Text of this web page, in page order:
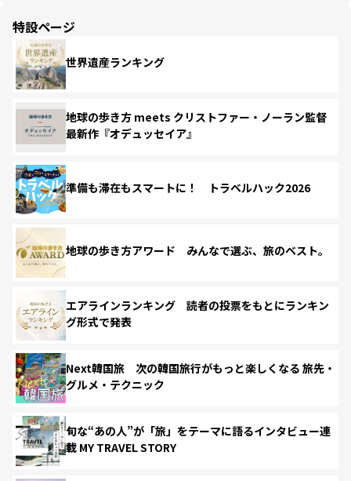
特設ページ
世界遺産ランキング
地球の歩き方 meets クリストファー・ノーラン監督
最新作『オデュッセイア』
準備も滞在もスマートに！ トラベルハック2026
地球の歩き方アワード みんなで選ぶ、旅のベスト。
エアラインランキング 読者の投票をもとにランキン
グ形式で発表
Next韓国旅 次の韓国旅行がもっと楽しくなる 旅先・
グルメ・テクニック
旬な“あの人”が「旅」をテーマに語るインタビュー連
載 MY TRAVEL STORY